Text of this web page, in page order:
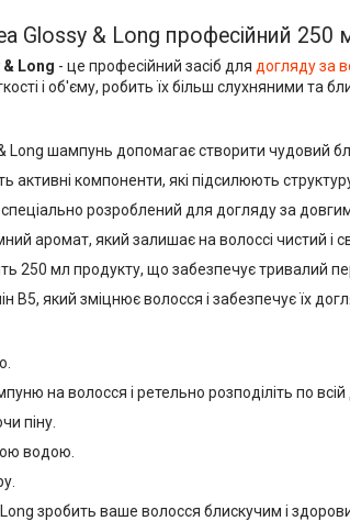
Glossy & Long професійний 250
Long - це професійний засіб для догляду за
і об'єму, робить їх більш слухняними та
Long шампунь допомагає створити чудовий
активні компоненти, які підсилюють
розроблений для догляду за
аромат, який залишає на волоссі чистий і
250 мл продукту, що забезпечує тривалий
В5, який зміцнює волосся і забезпечує їх
на волосся і ретельно розподіліть по всій
піну.
водою.
зробить ваше волосся блискучим і